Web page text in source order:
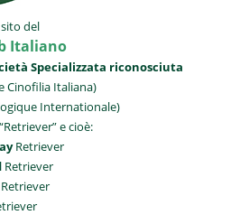
del
Italiano
Specializzata riconosciuta
Cinofilia Italiana)
Internationale)
e cioè:
Retriever
Retriever